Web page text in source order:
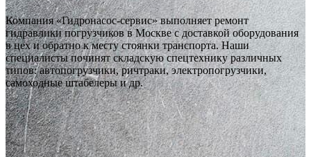
Компания «Гидронасос-сервис» выполняет ремонт
гидравлики погрузчиков в Москве с доставкой оборудования
в цех и обратно к месту стоянки транспорта. Наши
специалисты починят складскую спецтехнику различных
типов: автопогрузчики, ричтраки, электропогрузчики,
самоходные штабелеры и др.